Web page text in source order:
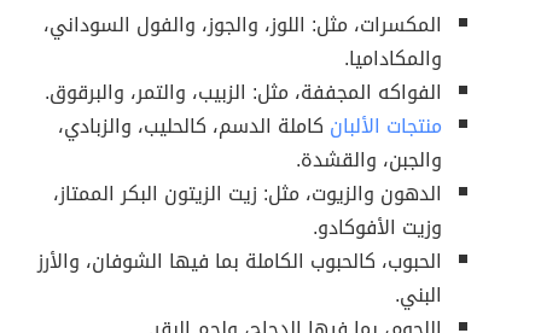
المكسرات، مثل: اللوز، والجوز، والفول السوداني،
والمكاداميا.
الفواكه المجففة، مثل: الزبيب، والتمر، والبرقوق.
منتجات الألبان كاملة الدسم، كالحليب، والزبادي،
والجبن، والقشدة.
الدهون والزيوت، مثل: زيت الزيتون البكر الممتاز،
وزيت الأفوكادو.
الحبوب، كالحبوب الكاملة بما فيها الشوفان، والأرز
البني.